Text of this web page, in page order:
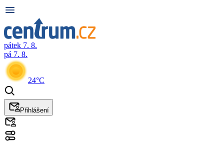
pátek 7. 8.
pá 7. 8.
24°C
Přihlášení